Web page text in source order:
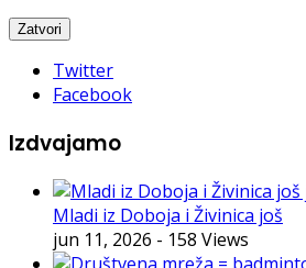
Twitter
Facebook
Izdvajamo
Mladi iz Doboja i Živinica još
jun 11, 2026 - 158 Views